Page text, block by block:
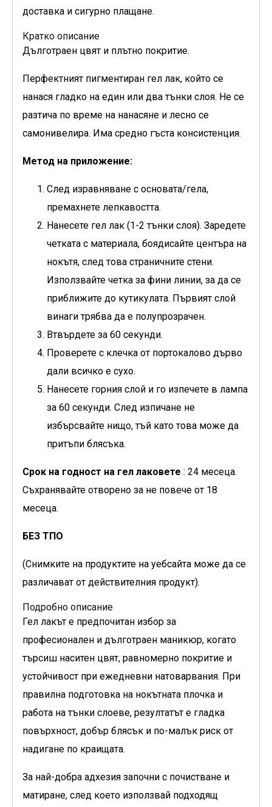
доставка и сигурно плащане.
Кратко описание
Дълготраен цвят и плътно покритие.
Перфектният пигментиран гел лак, който се
нанася гладко на един или два тънки слоя. Не се
разтича по време на нанасяне и лесно се
самонивелира. Има средно гъста консистенция.
Метод на приложение:
След изравняване с основата/гела,
премахнете лепкавостта.
Нанесете гел лак (1-2 тънки слоя). Заредете
четката с материала, боядисайте центъра на
нокътя, след това страничните стени.
Използвайте четка за фини линии, за да се
приближите до кутикулата. Първият слой
винаги трябва да е полупрозрачен.
Втвърдете за 60 секунди.
Проверете с клечка от портокалово дърво
дали всичко е сухо.
Нанесете горния слой и го изпечете в лампа
за 60 секунди. След изпичане не
избърсвайте нищо, тъй като това може да
притъпи блясъка.
Срок на годност на гел лаковете : 24 месеца.
Съхранявайте отворено за не повече от 18
месеца.
БЕЗ ТПО
(Снимките на продуктите на уебсайта може да се
различават от действителния продукт).
Подробно описание
Гел лакът е предпочитан избор за
професионален и дълготраен маникюр, когато
търсиш наситен цвят, равномерно покритие и
устойчивост при ежедневни натоварвания. При
правилна подготовка на нокътната плочка и
работа на тънки слоеве, резултатът е гладка
повърхност, добър блясък и по-малък риск от
надигане по краищата.
За най-добра адхезия започни с почистване и
матиране, след което използвай подходящ